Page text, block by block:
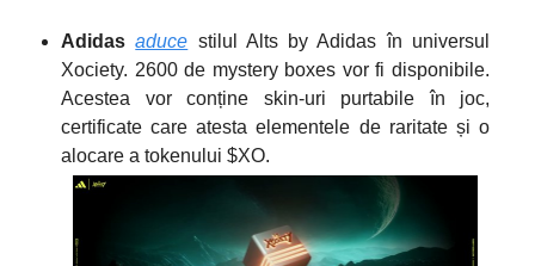
Adidas aduce stilul Alts by Adidas în universul
Xociety. 2600 de mystery boxes vor fi disponibile.
Acestea vor conține skin-uri purtabile în joc,
certificate care atesta elementele de raritate și o
alocare a tokenului $XO.